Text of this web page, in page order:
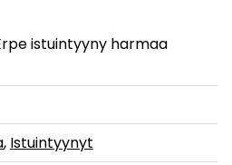
istuintyyny harmaa
, Istuintyynyt